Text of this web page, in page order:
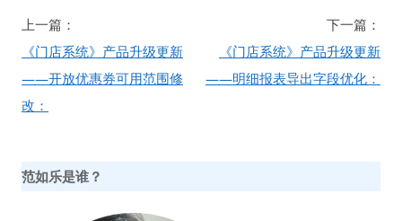
文
章
导
航
上一篇：
《门店系统》产品升级更新
——开放优惠券可用范围修
改：
下一篇：
《门店系统》产品升级更新
——明细报表导出字段优化：
范如乐是谁？